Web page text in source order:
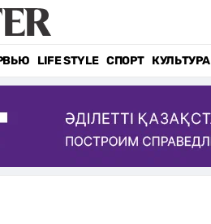
LIFE STYLE СПОРТ КУЛЬТУРА